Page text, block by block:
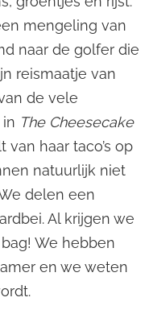
mengeling van
naar de golfer die
reismaatje van
de vele
The Cheesecake
haar taco’s op
natuurlijk niet
delen een
Al krijgen we
We hebben
en we weten